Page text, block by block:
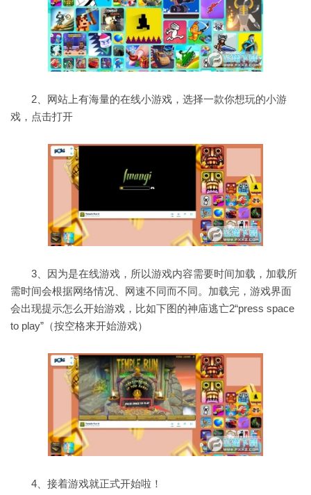
2、网站上有海量的在线小游戏，选择一款你想玩的小游
戏，点击打开
3、因为是在线游戏，所以游戏内容需要时间加载，加载所
需时间会根据网络情况、网速不同而不同。加载完，游戏界面
会出现提示怎么开始游戏，比如下图的神庙逃亡2“press space
to play”（按空格来开始游戏）
4、接着游戏就正式开始啦！